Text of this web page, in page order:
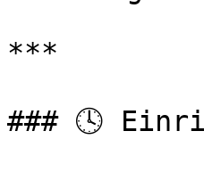
***
### 🕓